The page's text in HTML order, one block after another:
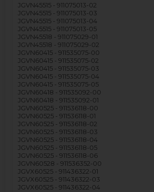
JGVN45515 - 911075013-02
JGVN45515 - 911075013-03
JGVN45515 - 911075013-04
JGVN45515 - 911075013-05
JGVN45518 - 911075029-01
JGVN45518 - 911075029-02
JGVN60415 - 911535075-00
JGVN60415 - 911535075-02
JGVN60415 - 911535075-03
JGVN60415 - 911535075-04
JGVN60415 - 911535075-05
JGVN60418 - 911535092-00
JGVN60418 - 911535092-01
JGVN60525 - 911536118-00
JGVN60525 - 911536118-01
JGVN60525 - 911536118-02
JGVN60525 - 911536118-03
JGVN60525 - 911536118-04
JGVN60525 - 911536118-05
JGVN60525 - 911536118-06
JGVN60528 - 911536352-00
JGVX60525 - 911436322-01
JGVX60525 - 911436322-03
JGVX60525 - 911436322-04